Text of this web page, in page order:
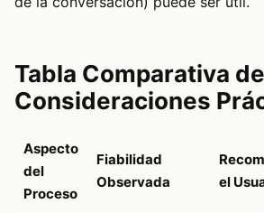
Tabla Comparativa de
Consideraciones
Aspecto
del
Proceso
Fiabilidad
Observada
el